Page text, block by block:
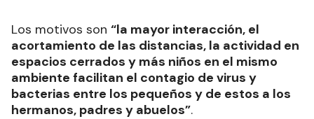
Los motivos son “la mayor interacción, el
acortamiento de las distancias, la actividad en
espacios cerrados y más niños en el mismo
ambiente facilitan el contagio de virus y
bacterias entre los pequeños y de estos a los
hermanos, padres y abuelos”.